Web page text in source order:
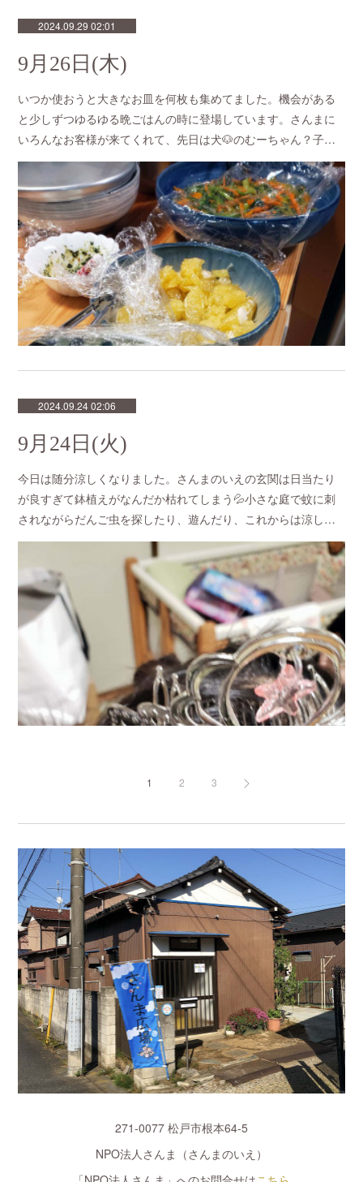
2024.09.29 02:01
9月26日(木)
いつか使おうと大きなお皿を何枚も集めてました。機会がある
と少しずつゆるゆる晩ごはんの時に登場しています。さんまに
いろんなお客様が来てくれて、先日は犬🐶のむーちゃん？子…
2024.09.24 02:06
9月24日(火)
今日は随分涼しくなりました。さんまのいえの玄関は日当たり
が良すぎて鉢植えがなんだか枯れてしまう💦小さな庭で蚊に刺
されながらだんご虫を探したり、遊んだり、これからは涼し…
1 2 3
271-0077 松戸市根本64-5
NPO法人さんま（さんまのいえ）